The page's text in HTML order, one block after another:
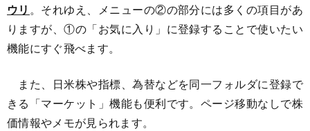
ウリ 。それゆえ、メニューの②の部分には多くの項目があ
りますが、①の「お気に入り」に登録することで使いたい
機能にすぐ飛べます。
また、日米株や指標、為替などを同一フォルダに登録で
きる「マーケット」機能も便利です。ページ移動なしで株
価情報やメモが見られます。